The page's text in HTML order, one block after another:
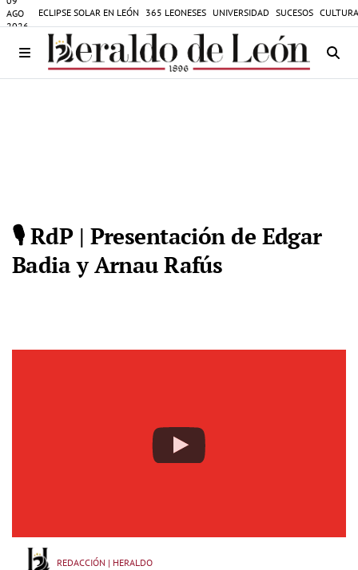
AGO
2026
ECLIPSE SOLAR EN LEÓN 365 LEONESES UNIVERSIDAD SUCESOS
🎙️ RdP | Presentación de Edgar
Badia y Arnau Rafús
REDACCIÓN | HERALDO